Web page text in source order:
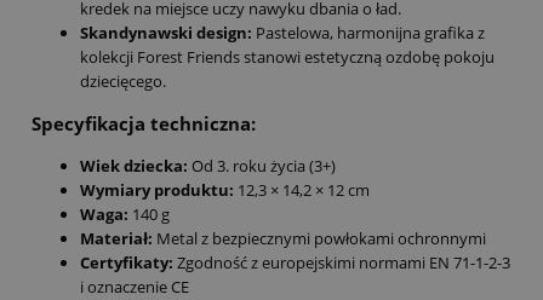
kredek na miejsce uczy nawyku dbania o ład.
Skandynawski design: Pastelowa, harmonijna grafika z
kolekcji Forest Friends stanowi estetyczną ozdobę pokoju
dziecięcego.
Specyfikacja techniczna:
Wiek dziecka: Od 3. roku życia (3+)
Wymiary produktu: 12,3 × 14,2 × 12 cm
Waga: 140 g
Materiał: Metal z bezpiecznymi powłokami ochronnymi
Certyfikaty: Zgodność z europejskimi normami EN 71-1-2-3
i oznaczenie CE